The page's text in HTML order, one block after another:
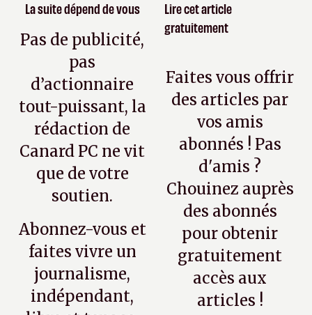
La suite dépend de vous
Pas de publicité,
pas
d’actionnaire
tout-puissant, la
rédaction de
Canard PC ne vit
que de votre
soutien.
Abonnez-vous et
faites vivre un
journalisme,
indépendant,
Lire cet article
gratuitement
Faites vous offrir
des articles par
vos amis
abonnés ! Pas
d'amis ?
Chouinez auprès
des abonnés
pour obtenir
gratuitement
accès aux
articles !